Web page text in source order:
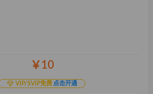
￥10
VIP/SVIP免费 点击开通